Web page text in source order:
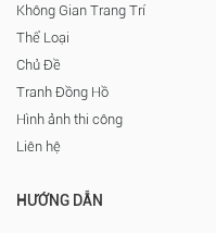
Không Gian Trang Trí
Thể Loại
Chủ Đề
Tranh Đồng Hồ
Hình ảnh thi công
Liên hệ
HƯỚNG DẪN